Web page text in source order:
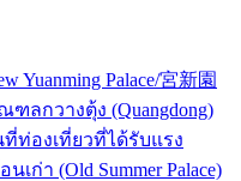
Palace/宮新園
ฑลกวางตุ้ง (Quangdong)
ท่องเที่ยวที่ได้รับแรง
ก่า (Old Summer Palace)